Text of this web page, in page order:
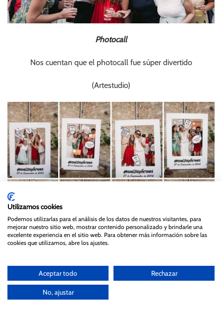
Photocall
Nos cuentan que el photocall fue súper divertido
(Artestudio)
Utilizamos cookies
Podemos utilizarlas para el análisis de los datos de nuestros visitantes, para
mejorar nuestro sitio web, mostrar contenido personalizado y brindarle una
excelente experiencia en el sitio web. Para obtener más información sobre las
cookies que utilizamos, abre los ajustes.
Aceptar todo Rechazar
No, ajustar